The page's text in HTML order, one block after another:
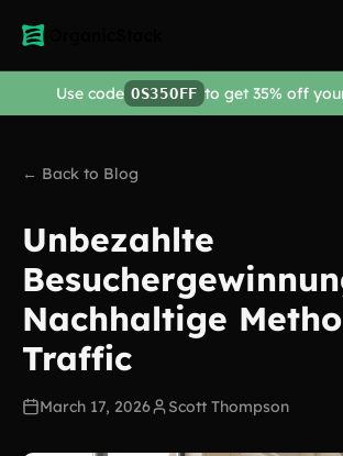
Use code OS35OFF to get 35% off
← Back to Blog
Unbezahlte
Nachhaltige
Traffic
March 17, 2026 Scott Thompson